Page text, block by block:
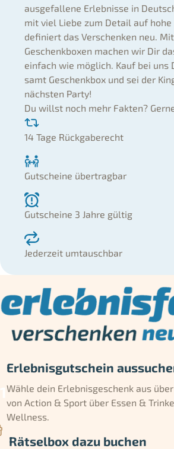
ausgefallene Erlebnisse in
mit viel Liebe zum Detail auf
definiert das Verschenken neu.
Geschenkboxen machen wir Dir
einfach wie möglich. Kauf bei uns
samt Geschenkbox und sei der
nächsten Party!
Du willst noch mehr Fakten?
14 Tage Rückgaberecht
Gutscheine übertragbar
Gutscheine 3 Jahre gültig
Jederzeit umtauschbar
Erlebnisgutschein
Wähle dein Erlebnisgeschenk aus
von Action & Sport über Essen &
Wellness.
Rätselbox dazu buchen